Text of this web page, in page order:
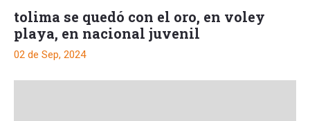
tolima se quedó con el oro, en voley
playa, en nacional juvenil
02 de Sep, 2024